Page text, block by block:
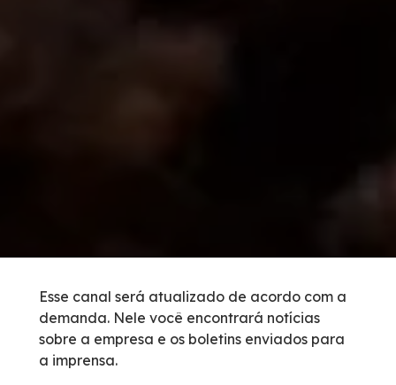
Bases Operacionais
Links Úteis
Esse canal será atualizado de acordo com a
demanda. Nele você encontrará notícias
sobre a empresa e os boletins enviados para
a imprensa.